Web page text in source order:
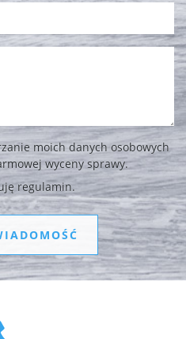
moich danych osobowych
wyceny sprawy.
regulamin.